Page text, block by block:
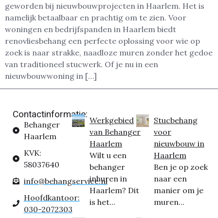
geworden bij nieuwbouwprojecten in Haarlem. Het is
namelijk betaalbaar en prachtig om te zien. Voor
woningen en bedrijfspanden in Haarlem biedt
renovliesbehang een perfecte oplossing voor wie op
zoek is naar strakke, naadloze muren zonder het gedoe
van traditioneel stucwerk. Of je nu in een
nieuwbouwwoning in […]
Contactinformatie:
Behanger
Haarlem
KVK:
58037640
info@behangservice.nl
Hoofdkantoor:
030-2072303
Werkgebied
van Behanger
Haarlem
Wilt u een
behanger
inhuren in
Haarlem? Dit
is het...
Stucbehang
voor
nieuwbouw in
Haarlem
Ben je op zoek
naar een
manier om je
muren...